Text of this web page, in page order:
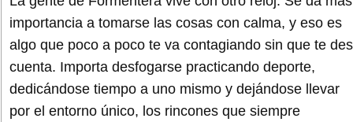
importancia a tomarse las cosas con calma, y eso es
algo que poco a poco te va contagiando sin que te des
cuenta. Importa desfogarse practicando deporte,
dedicándose tiempo a uno mismo y dejándose llevar
por el entorno único, los rincones que siempre